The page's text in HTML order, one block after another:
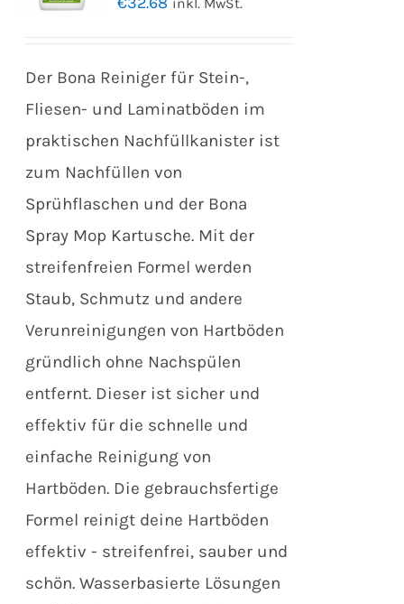
Der Bona Reiniger für Stein-,
Fliesen- und Laminatböden im
praktischen Nachfüllkanister ist
zum Nachfüllen von
Sprühflaschen und der Bona
Spray Mop Kartusche. Mit der
streifenfreien Formel werden
Staub, Schmutz und andere
Verunreinigungen von Hartböden
gründlich ohne Nachspülen
entfernt. Dieser ist sicher und
effektiv für die schnelle und
einfache Reinigung von
Hartböden. Die gebrauchsfertige
Formel reinigt deine Hartböden
effektiv - streifenfrei, sauber und
schön. Wasserbasierte Lösungen